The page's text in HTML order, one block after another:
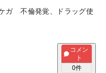
ガ 不倫発覚、ドラッグ使
コメン
ト
0件